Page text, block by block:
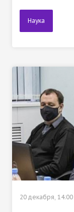
Наука
20 декабря, 14:00